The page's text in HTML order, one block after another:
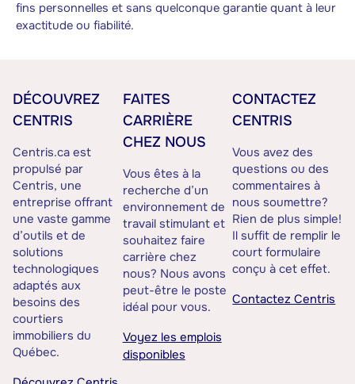
fins personnelles et sans quelconque garantie quant à leur
exactitude ou fiabilité.
DÉCOUVREZ
CENTRIS
Centris.ca est
propulsé par
Centris, une
entreprise offrant
une vaste gamme
d’outils et de
solutions
technologiques
adaptés aux
besoins des
courtiers
immobiliers du
Québec.
FAITES
CARRIÈRE
CHEZ NOUS
Vous êtes à la
recherche d’un
environnement de
travail stimulant et
souhaitez faire
carrière chez
nous? Nous avons
peut-être le poste
idéal pour vous.
Voyez les emplois
disponibles
CONTACTEZ
CENTRIS
Vous avez des
questions ou des
commentaires à
nous soumettre?
Rien de plus simple!
Il suffit de remplir le
court formulaire
conçu à cet effet.
Contactez Centris